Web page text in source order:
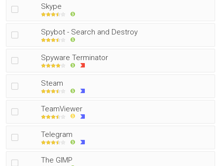
Skype
Spybot - Search and Destroy
Spyware Terminator
Steam
TeamViewer
Telegram
The GIMP